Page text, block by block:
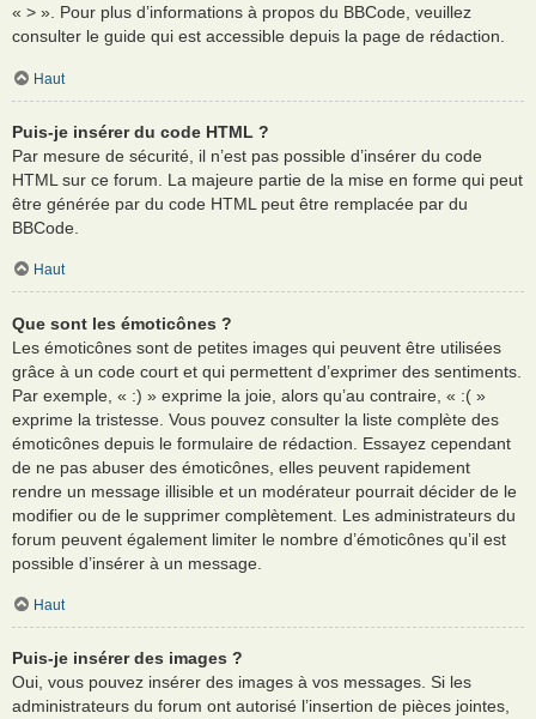
« > ». Pour plus d’informations à propos du BBCode, veuillez
consulter le guide qui est accessible depuis la page de rédaction.
Haut
Puis-je insérer du code HTML ?
Par mesure de sécurité, il n’est pas possible d’insérer du code
HTML sur ce forum. La majeure partie de la mise en forme qui peut
être générée par du code HTML peut être remplacée par du
BBCode.
Haut
Que sont les émoticônes ?
Les émoticônes sont de petites images qui peuvent être utilisées
grâce à un code court et qui permettent d’exprimer des sentiments.
Par exemple, « :) » exprime la joie, alors qu’au contraire, « :( »
exprime la tristesse. Vous pouvez consulter la liste complète des
émoticônes depuis le formulaire de rédaction. Essayez cependant
de ne pas abuser des émoticônes, elles peuvent rapidement
rendre un message illisible et un modérateur pourrait décider de le
modifier ou de le supprimer complètement. Les administrateurs du
forum peuvent également limiter le nombre d’émoticônes qu’il est
possible d’insérer à un message.
Haut
Puis-je insérer des images ?
Oui, vous pouvez insérer des images à vos messages. Si les
administrateurs du forum ont autorisé l’insertion de pièces jointes,